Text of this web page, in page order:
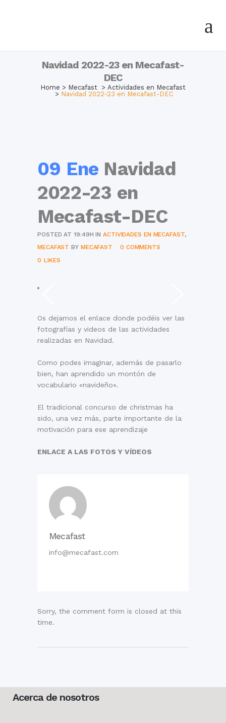
Navidad 2022-23 en Mecafast-
DEC
Home > Mecafast > Actividades en Mecafast
> Navidad 2022-23 en Mecafast-DEC
09 Ene Navidad
2022-23 en
Mecafast-DEC
POSTED AT 19:49H INACTIVIDADES EN MECAFAST,
MECAFAST BY MECAFAST
0 COMMENTS
0 LIKES
Os dejamos el enlace donde podéis ver las
fotografías y videos de las actividades
realizadas en Navidad.
Como podes imaginar, además de pasarlo
bien, han aprendido un montón de
vocabulario «navideño».
El tradicional concurso de christmas ha
sido, una vez más, parte importante de la
motivación para ese aprendizaje
ENLACE A LAS FOTOS Y VÍDEOS
Mecafast
info@mecafast.com
Sorry, the comment form is closed at this
time.
Acerca de nosotros